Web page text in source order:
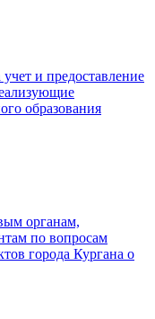
и предоставление
образования
органам,
по вопросам
города Кургана о